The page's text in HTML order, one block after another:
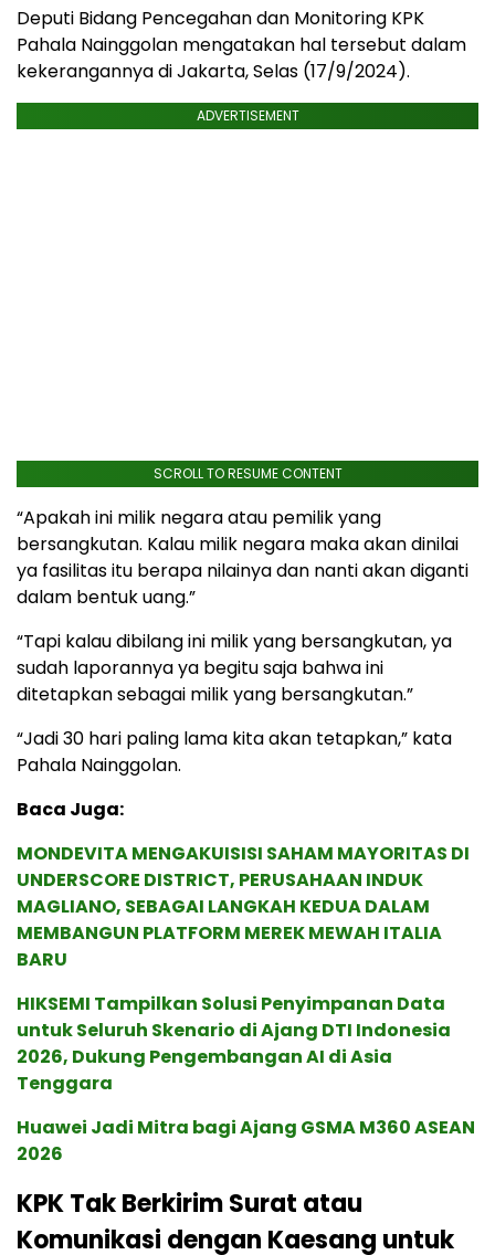
Deputi Bidang Pencegahan dan Monitoring KPK
Pahala Nainggolan mengatakan hal tersebut dalam
kekerangannya di Jakarta, Selas (17/9/2024).
ADVERTISEMENT
SCROLL TO RESUME CONTENT
“Apakah ini milik negara atau pemilik yang
bersangkutan. Kalau milik negara maka akan dinilai
ya fasilitas itu berapa nilainya dan nanti akan diganti
dalam bentuk uang.”
“Tapi kalau dibilang ini milik yang bersangkutan, ya
sudah laporannya ya begitu saja bahwa ini
ditetapkan sebagai milik yang bersangkutan.”
“Jadi 30 hari paling lama kita akan tetapkan,” kata
Pahala Nainggolan.
Baca Juga:
MONDEVITA MENGAKUISISI SAHAM MAYORITAS DI
UNDERSCORE DISTRICT, PERUSAHAAN INDUK
MAGLIANO, SEBAGAI LANGKAH KEDUA DALAM
MEMBANGUN PLATFORM MEREK MEWAH ITALIA
BARU
HIKSEMI Tampilkan Solusi Penyimpanan Data
untuk Seluruh Skenario di Ajang DTI Indonesia
2026, Dukung Pengembangan AI di Asia
Tenggara
Huawei Jadi Mitra bagi Ajang GSMA M360 ASEAN
2026
KPK Tak Berkirim Surat atau
Komunikasi dengan Kaesang untuk